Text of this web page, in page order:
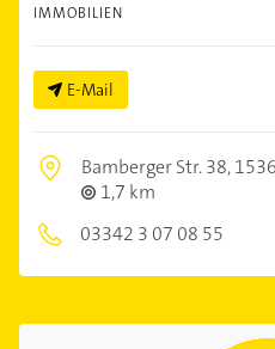
IMMOBILIEN
E-Mail
Bamberger Str. 38,
1,7 km
03342 3 07 08 55